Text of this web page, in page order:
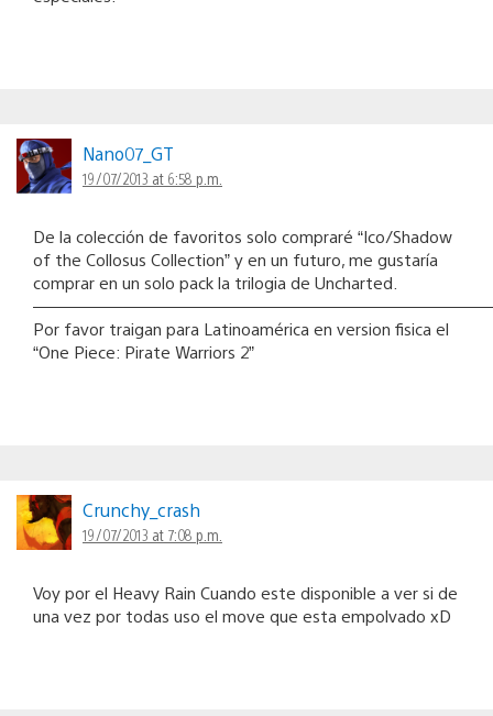
Nano07_GT
19/07/2013 at 6:58 p.m.
De la colección de favoritos solo compraré “Ico/Shadow
of the Collosus Collection” y en un futuro, me gustaría
comprar en un solo pack la trilogia de Uncharted.
Por favor traigan para Latinoamérica en version fisica el
“One Piece: Pirate Warriors 2”
Crunchy_crash
19/07/2013 at 7:08 p.m.
Voy por el Heavy Rain Cuando este disponible a ver si de
una vez por todas uso el move que esta empolvado xD